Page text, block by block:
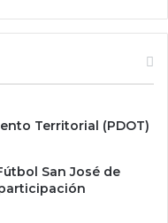
Territorial (PDOT)
San José de